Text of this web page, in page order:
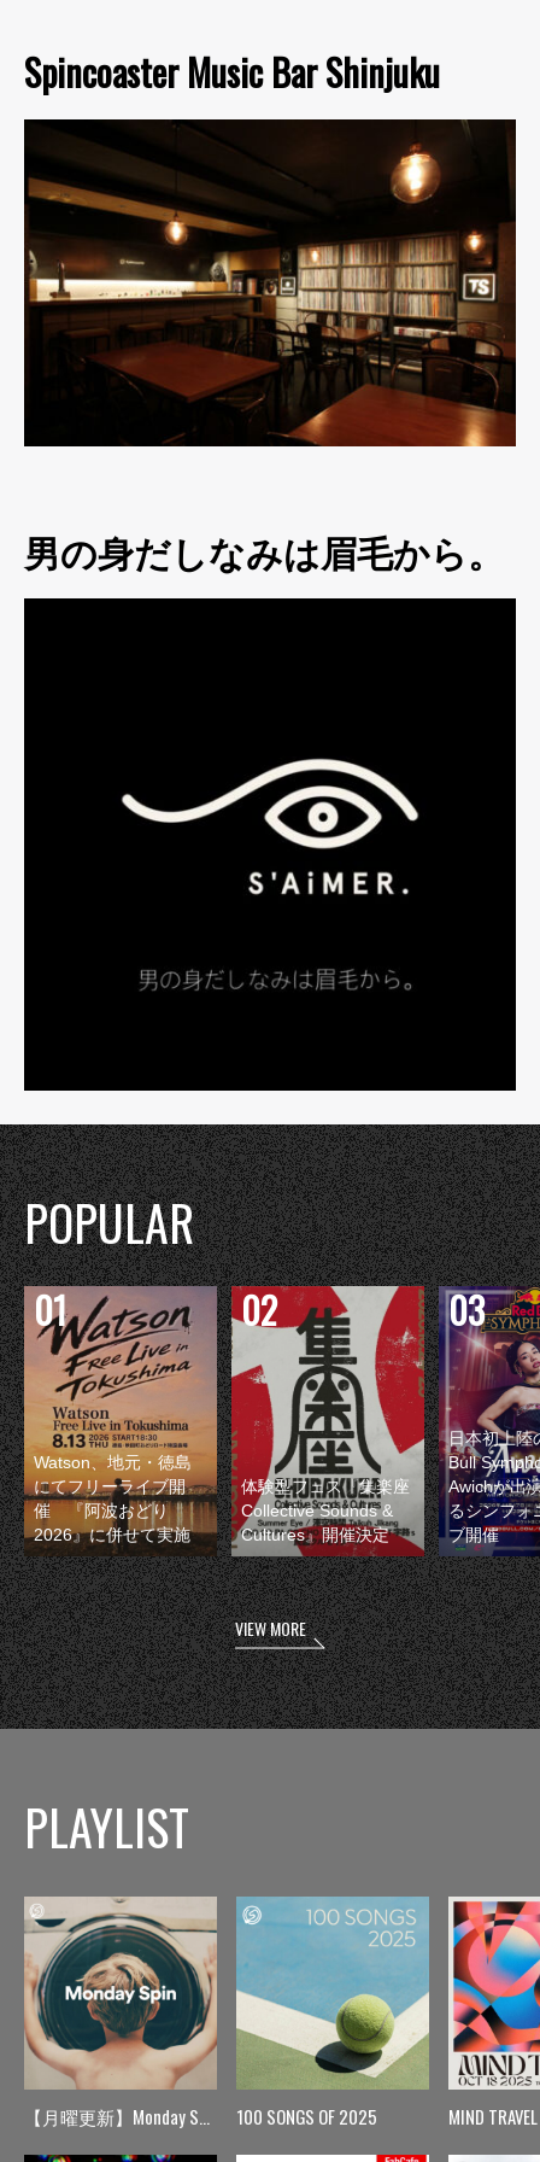
Spincoaster Music Bar Shinjuku
男の身だしなみは眉毛から。
POPULAR
Watson、地元・徳島
にてフリーライブ開
催 『阿波おどり
2026』に併せて実施
体験型フェス『集楽座
Collective Sounds &
Cultures』開催決定
日本初上陸
Bull
Awichが出
るシンフォ
ブ開催
VIEW MORE
PLAYLIST
【月曜更新】Monday Spin 100 SONGS OF 2025 MIND TRAVEL